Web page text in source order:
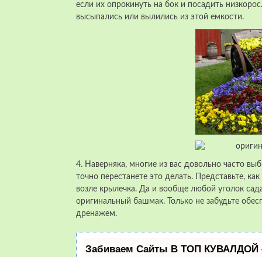
если их опрокинуть на бок и посадить
высыпались или вылились из этой емкости.
4. Наверняка, многие из вас довольно часто
точно перестанете это делать. Представьте,
возле крылечка. Да и вообще любой уголок
оригинальный башмак. Только не забудьте
дренажем.
Забиваем Сайты В ТОП КУВАЛДОЙ